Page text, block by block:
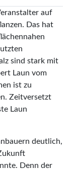
auf
Das hat
sind stark mit
Laun vom
ist zu
Zeitversetzt
Laun
deutlich,
Denn der